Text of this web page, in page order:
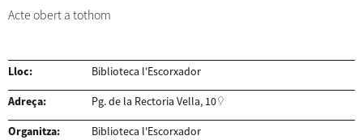
Acte obert a tothom
Lloc: Biblioteca l'Escorxador
Adreça: Pg. de la Rectoria Vella, 10
Organitza: Biblioteca l'Escorxador